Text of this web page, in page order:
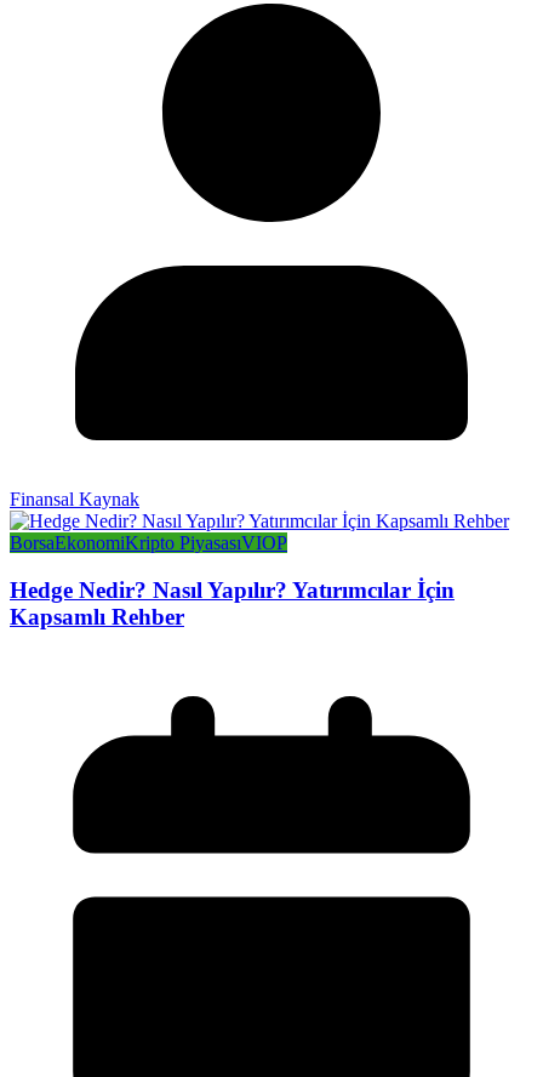
Finansal Kaynak
BorsaEkonomiKripto PiyasasıVIOP
Hedge Nedir? Nasıl Yapılır? Yatırımcılar İçin
Kapsamlı Rehber